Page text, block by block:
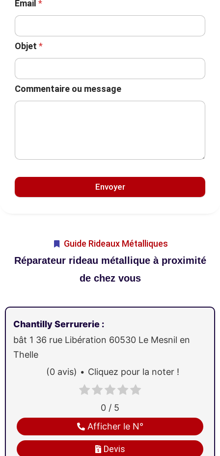
Email *
Objet *
Commentaire ou message
Envoyer
Guide Rideaux Métalliques
Réparateur rideau métallique à proximité
de chez vous
Chantilly Serrurerie :
bât 1 36 rue Libération 60530 Le Mesnil en
Thelle
Devis
Afficher le N°
0 / 5
(0 avis) Cliquez pour la noter !